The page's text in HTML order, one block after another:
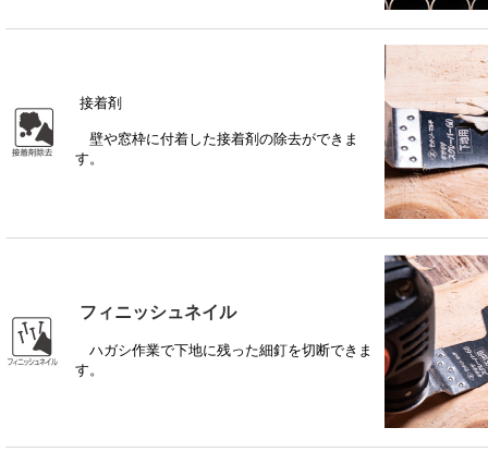
接着剤
壁や窓枠に付着した接着剤の除去ができま
す。
フィニッシュネイル
ハガシ作業で下地に残った細釘を切断できま
す。